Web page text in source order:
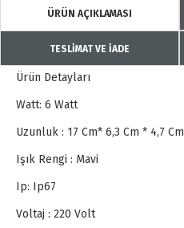
ÜRÜN AÇIKLAMASI
TESLİMAT VE İADE
Ürün Detayları
Watt: 6 Watt
Uzunluk : 17 Cm* 6,3 Cm * 4,7 Cm
Işık Rengi : Mavi
Ip: Ip67
Voltaj : 220 Volt